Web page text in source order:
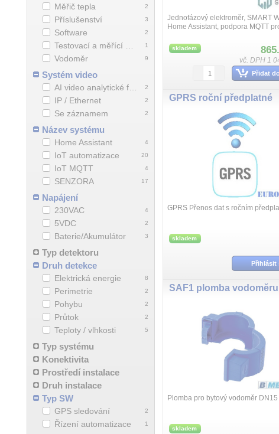
2
Měřič tepla
3
Příslušenství
2
Software
1
9
Vodoměr
Systém video
2
AI video analytické funkce
2
IP / Ethernet
2
Se záznamem
Název systému
4
Home Assistant
20
IoT automatizace
4
IoT MQTT
17
SENZORA
Napájení
4
230VAC
2
5VDC
3
Baterie/Akumulátor
Typ detektoru
Druh detekce
8
Elektrická energie
2
Perimetrie
2
Pohybu
2
Průtok
5
Teploty / vlhkosti
Typ systému
Konektivita
Prostředí instalace
Druh instalace
Typ SW
2
GPS sledování
1
Řízení automatizace
Jednofázový elektroměr, SMART
Home Assistant, podpora MQTT
HDS238-7HA, 90-300V 5(65A),
tří...
skladem
vč. DPH 1
Přidat
GPRS roční předplatné
GPRS Přenos dat s ročním
skladem
Přihlásit
SAF1 plomba
Plomba pro bytový vodoměr DN15
skladem